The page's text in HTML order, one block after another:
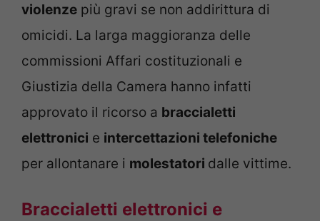
violenze più gravi se non addirittura di
omicidi. La larga maggioranza delle
commissioni Affari costituzionali e
Giustizia della Camera hanno infatti
approvato il ricorso a braccialetti
elettronici e intercettazioni telefoniche
per allontanare i molestatori dalle vittime.
Braccialetti elettronici e